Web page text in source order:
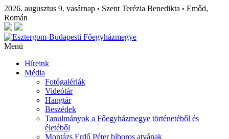
2026. augusztus 9. vasárnap • Szent Terézia Benedikta • Emőd,
Román
Menü
Híreink
Média
Fotógalériák
Videótár
Hangtár
Beszédek
Tanulmányok a Főegyházmegye történetéből és
életéből
Montázs Erdő Péter bíboros atyának